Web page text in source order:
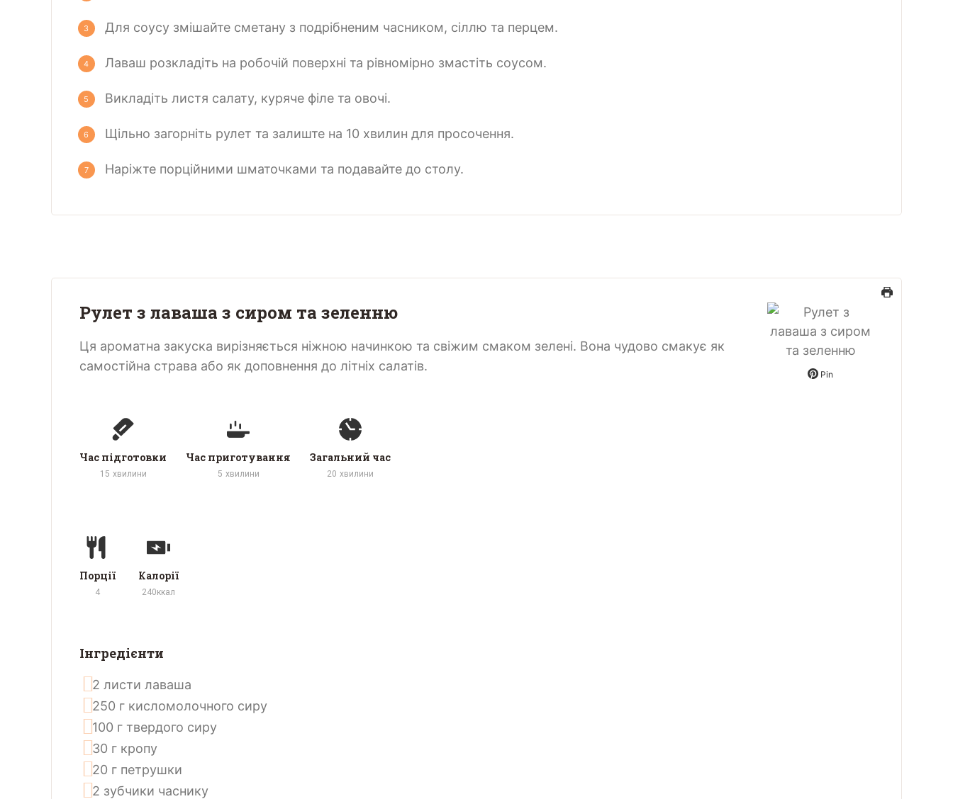
Для соусу змішайте сметану з подрібненим часником, сіллю та перцем.
Лаваш розкладіть на робочій поверхні та рівномірно змастіть соусом.
Викладіть листя салату, куряче філе та овочі.
Щільно загорніть рулет та залиште на 10 хвилин для просочення.
Наріжте порційними шматочками та подавайте до столу.
Pin
Рулет з лаваша з сиром та зеленню
Ця ароматна закуска вирізняється ніжною начинкою та свіжим смаком зелені. Вона чудово смакує як
самостійна страва або як доповнення до літніх салатів.
Час підготовки
15 хвилини
Час приготування
5 хвилини
Загальний час
20 хвилини
Порції
4
Калорії
240ккал
Інгредієнти
2 листи лаваша
250 г кисломолочного сиру
100 г твердого сиру
30 г кропу
20 г петрушки
2 зубчики часнику